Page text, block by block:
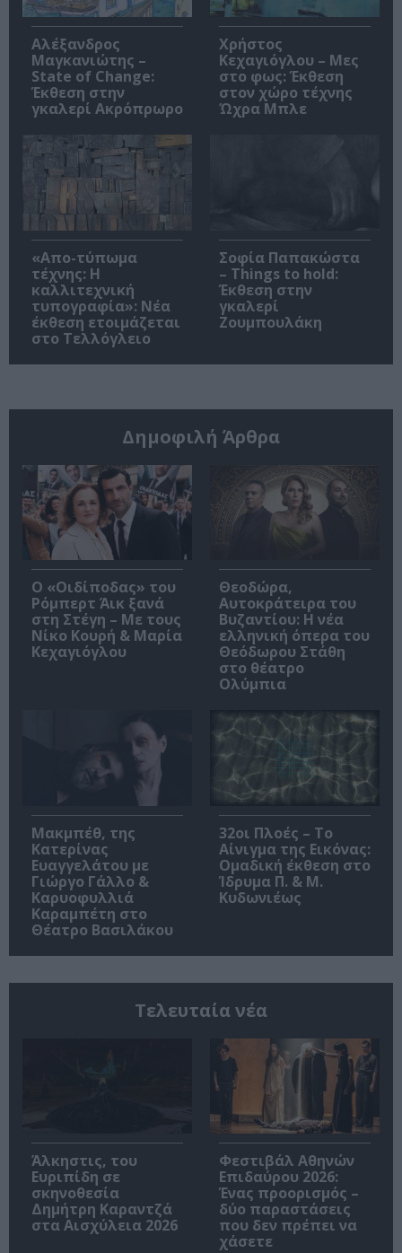
Αλέξανδρος
Μαγκανιώτης –
State of Change:
Έκθεση στην
γκαλερί Ακρόπρωρο
Χρήστος
Κεχαγιόγλου – Μες
στο φως: Έκθεση
στον χώρο τέχνης
Ώχρα Μπλε
«Απο-τύπωμα
τέχνης: H
καλλιτεχνική
τυπογραφία»: Νέα
έκθεση ετοιμάζεται
στο Τελλόγλειο
Σοφία Παπακώστα
– Things to hold:
Έκθεση στην
γκαλερί
Ζουμπουλάκη
Δημοφιλή Άρθρα
O «Οιδίποδας» του
Ρόμπερτ Άικ ξανά
στη Στέγη – Με τους
Νίκο Κουρή & Μαρία
Κεχαγιόγλου
Θεοδώρα,
Αυτοκράτειρα του
Βυζαντίου: Η νέα
ελληνική όπερα του
Θεόδωρου Στάθη
στο θέατρο
Ολύμπια
Μακμπέθ, της
Κατερίνας
Ευαγγελάτου με
Γιώργο Γάλλο &
Καρυοφυλλιά
Καραμπέτη στο
Θέατρο Βασιλάκου
32οι Πλοές – Το
Αίνιγμα της Εικόνας:
Ομαδική έκθεση στο
Ίδρυμα Π. & Μ.
Κυδωνιέως
Τελευταία νέα
Άλκηστις, του
Ευριπίδη σε
σκηνοθεσία
Δημήτρη Καραντζά
στα Αισχύλεια 2026
Φεστιβάλ Αθηνών
Επιδαύρου 2026:
Ένας προορισμός –
δύο παραστάσεις
που δεν πρέπει να
χάσετε